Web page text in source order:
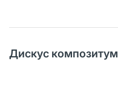
Дискус композитум